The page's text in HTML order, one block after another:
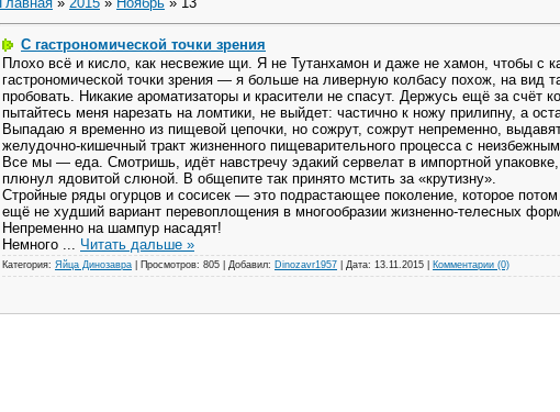
С гастрономической точки зрения
Плохо всё и кисло, как несвежие щи. Я не Тутанхамон и даже не хамон, чтобы с
гастрономической точки зрения — я больше на ливерную колбасу похож, на вид
пробовать. Никакие ароматизаторы и красители не спасут. Держусь ещё за счёт
пытайтесь меня нарезать на ломтики, не выйдет: частично к ножу прилипну, а
Выпадаю я временно из пищевой цепочки, но сожрут, сожрут непременно,
желудочно-кишечный тракт жизненного пищеварительного процесса с
Все мы — еда. Смотришь, идёт навстречу эдакий сервелат в импортной
плюнул ядовитой слюной. В общепите так принято мстить за «крутизну».
Стройные ряды огурцов и сосисек — это подрастающее поколение, которое
ещё не худший вариант перевоплощения в многообразии жизненно-телесных
Непременно на шампур насадят!
Немного ... Читать дальше »
Категория: Яйца Динозавра Просмотров: 805 Добавил: Dinozavr1957 Дата: 13.11.2015 Комментарии (0)